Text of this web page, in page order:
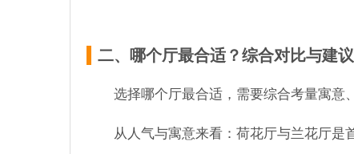
二、哪个厅最合适？综合对比与建议
选择哪个厅最合适，需要综合考量寓意
从人气与寓意来看：荷花厅与兰花厅是